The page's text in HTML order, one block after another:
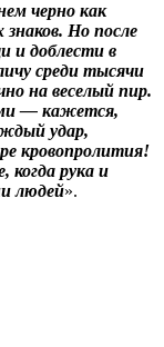
черно как
Но после
и доблести в
среди тысячи
на веселый пир.
— кажется,
удар,
кровопролития!
когда рука и
людей».